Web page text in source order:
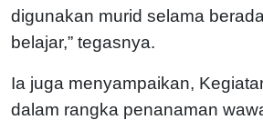
digunakan murid selama
belajar,” tegasnya.
Ia juga menyampaikan,
dalam rangka penanaman